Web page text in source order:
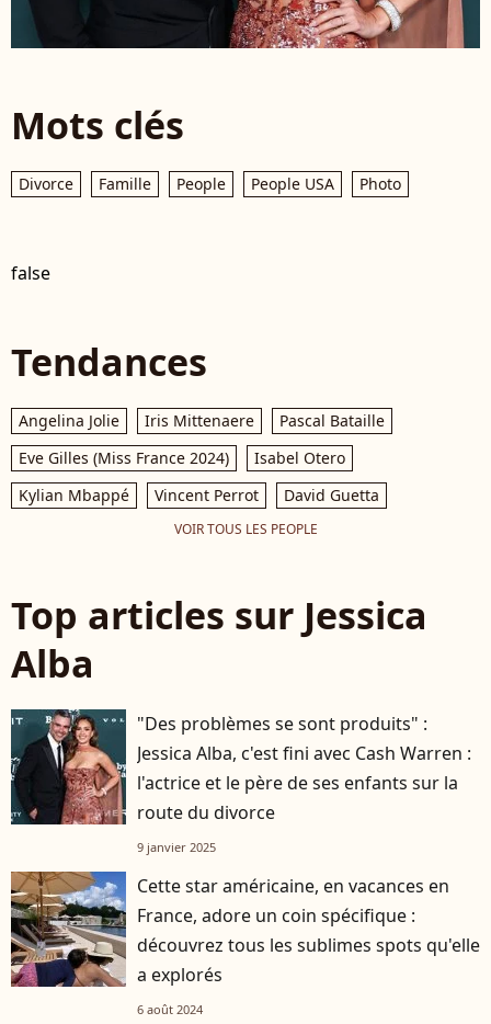
Mots clés
Divorce Famille People People USA Photo
false
Tendances
Angelina Jolie Iris Mittenaere
Pascal Bataille
Eve Gilles (Miss France 2024)
Isabel Otero
Kylian Mbappé
Vincent Perrot David Guetta
VOIR TOUS LES PEOPLE
Top articles sur Jessica
Alba
"Des problèmes se sont produits" :
Jessica Alba, c'est fini avec Cash Warren :
l'actrice et le père de ses enfants sur la
route du divorce
9 janvier 2025
Cette star américaine, en vacances en
France, adore un coin spécifique :
découvrez tous les sublimes spots qu'elle
a explorés
6 août 2024